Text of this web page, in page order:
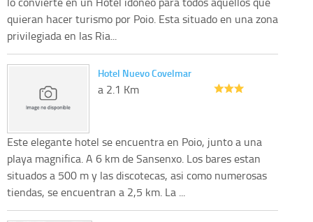
quieran hacer turismo por Poio. Esta situado en una zona
privilegiada en las Ria...
Hotel Nuevo Covelmar
a 2.1 Km
Este elegante hotel se encuentra en Poio, junto a una
playa magnifica. A 6 km de Sansenxo. Los bares estan
situados a 500 m y las discotecas, asi como numerosas
tiendas, se encuentran a 2,5 km. La ...